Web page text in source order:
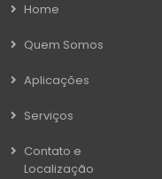
Home
Quem Somos
Aplicações
Serviços
Contato e
Localização